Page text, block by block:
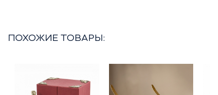
ПОХОЖИЕ ТОВАРЫ: